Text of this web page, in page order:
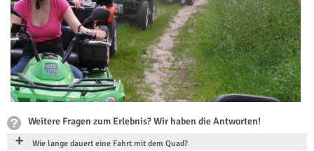
Weitere Fragen zum Erlebnis? Wir haben die Antworten!
Wie lange dauert eine Fahrt mit dem Quad?